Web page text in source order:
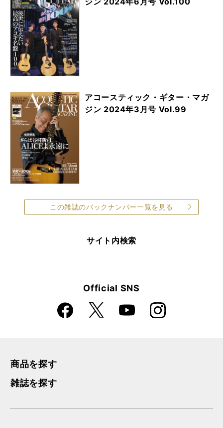
アコースティック・ギター・マガ
ジン 2024年3月号 Vol.99
この雑誌のバックナンバー一覧を見る
サイト内検索
Official SNS
Faceboo
k
X YouTube Instagra
m
商品を探す
雑誌を探す